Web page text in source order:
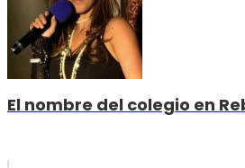
El nombre del colegio en